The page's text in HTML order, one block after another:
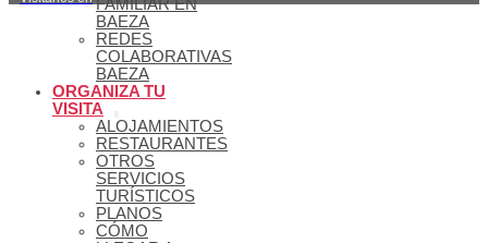
FAMILIAR EN
BAEZA
REDES
COLABORATIVAS
BAEZA
ORGANIZA TU
VISITA
ALOJAMIENTOS
RESTAURANTES
OTROS
SERVICIOS
TURÍSTICOS
PLANOS
CÓMO